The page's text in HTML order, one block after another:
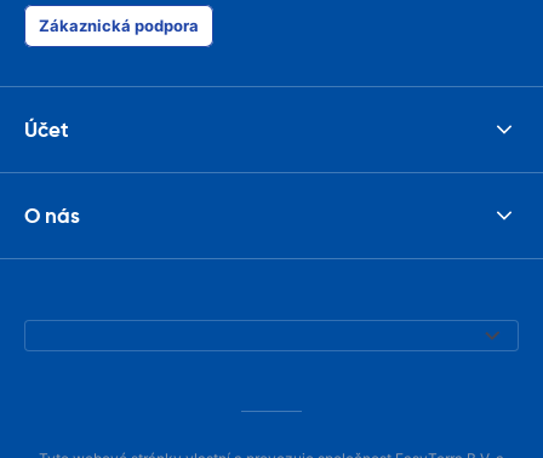
Zákaznická podpora
Účet
O nás